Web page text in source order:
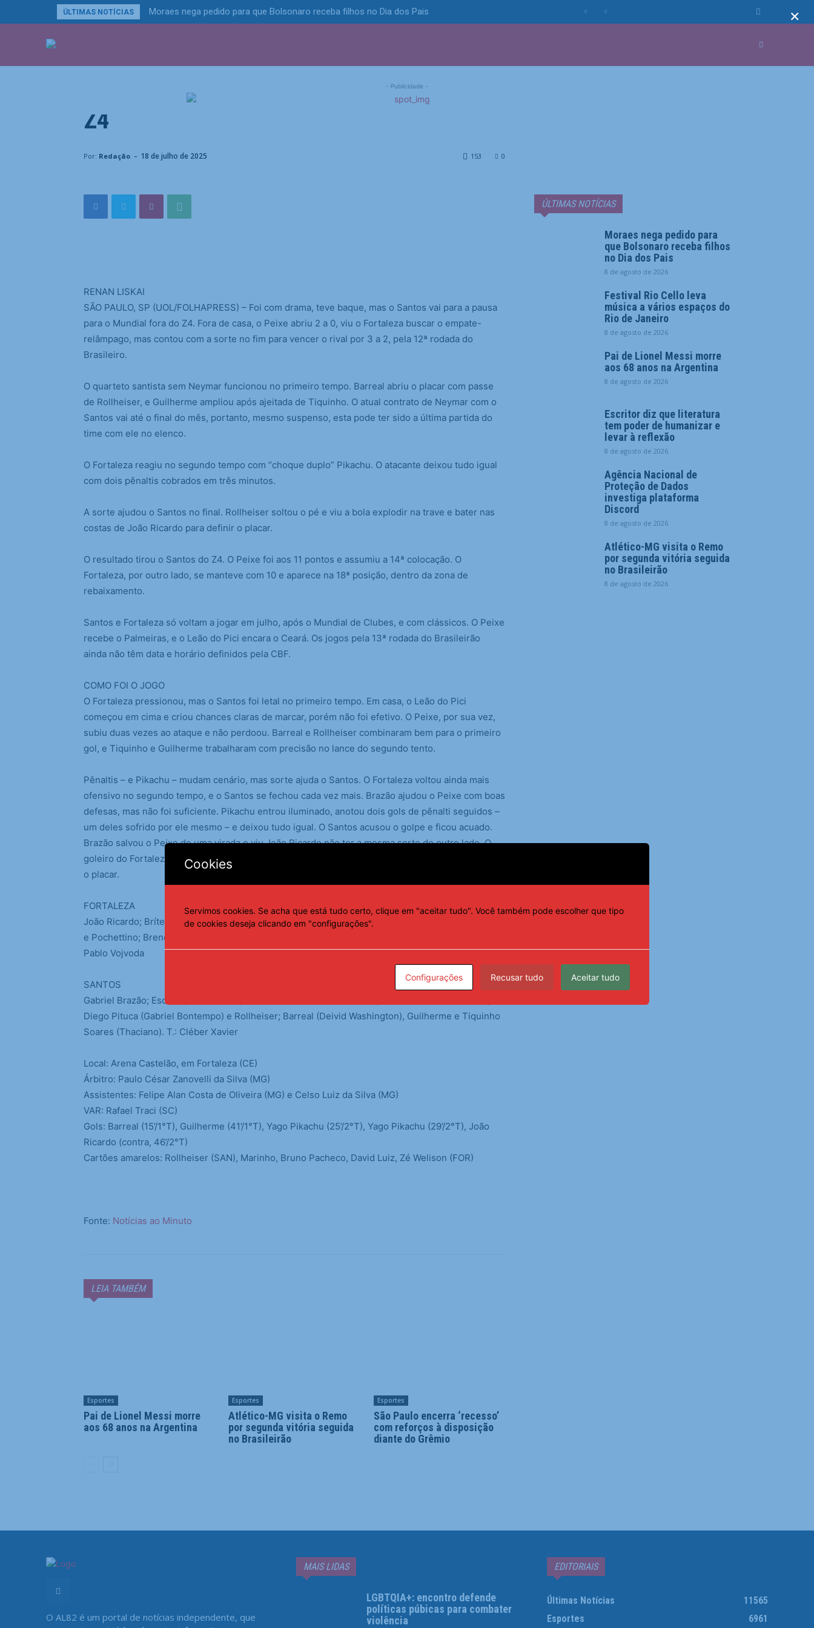
ÚLTIMAS NOTÍCIAS Moraes nega pedido para que Bolsonaro receba filhos no Dia dos Pais
- Publicidade -
Sem Neymar, Santos leva empate-
relâmpago, mas vence Fortaleza e sai do
Z4
Por: Redação - 18 de julho de 2025 0
153
RENAN LISKAI
SÃO PAULO, SP (UOL/FOLHAPRESS) – Foi com drama, teve baque, mas o Santos vai para a pausa
para o Mundial fora do Z4. Fora de casa, o Peixe abriu 2 a 0, viu o Fortaleza buscar o empate-
relâmpago, mas contou com a sorte no fim para vencer o rival por 3 a 2, pela 12ª rodada do
Brasileiro.
O quarteto santista sem Neymar funcionou no primeiro tempo. Barreal abriu o placar com passe
de Rollheiser, e Guilherme ampliou após ajeitada de Tiquinho. O atual contrato de Neymar com o
Santos vai até o final do mês, portanto, mesmo suspenso, esta pode ter sido a última partida do
time com ele no elenco.
O Fortaleza reagiu no segundo tempo com “choque duplo” Pikachu. O atacante deixou tudo igual
com dois pênaltis cobrados em três minutos.
A sorte ajudou o Santos no final. Rollheiser soltou o pé e viu a bola explodir na trave e bater nas
costas de João Ricardo para definir o placar.
O resultado tirou o Santos do Z4. O Peixe foi aos 11 pontos e assumiu a 14ª colocação. O
Fortaleza, por outro lado, se manteve com 10 e aparece na 18ª posição, dentro da zona de
rebaixamento.
Santos e Fortaleza só voltam a jogar em julho, após o Mundial de Clubes, e com clássicos. O Peixe
recebe o Palmeiras, e o Leão do Pici encara o Ceará. Os jogos pela 13ª rodada do Brasileirão
ainda não têm data e horário definidos pela CBF.
COMO FOI O JOGO
O Fortaleza pressionou, mas o Santos foi letal no primeiro tempo. Em casa, o Leão do Pici
começou em cima e criou chances claras de marcar, porém não foi efetivo. O Peixe, por sua vez,
subiu duas vezes ao ataque e não perdoou. Barreal e Rollheiser combinaram bem para o primeiro
gol, e Tiquinho e Guilherme trabalharam com precisão no lance do segundo tento.
Pênaltis – e Pikachu – mudam cenário, mas sorte ajuda o Santos. O Fortaleza voltou ainda mais
ofensivo no segundo tempo, e o Santos se fechou cada vez mais. Brazão ajudou o Peixe com boas
defesas, mas não foi suficiente. Pikachu entrou iluminado, anotou dois gols de pênalti seguidos –
um deles sofrido por ele mesmo – e deixou tudo igual. O Santos acusou o golpe e ficou acuado.
Brazão salvou o Peixe de uma virada e viu João Ricardo não ter a mesma sorte do outro lado. O
goleiro do Fortaleza tentou salvar chute de Rollheiser, mas viu ela bater nas suas costas e definir
o placar.
FORTALEZA
João Ricardo; Brítez, David Luiz, Gustavo Mancha e Bruno Pacheco; Zé Welison, Martínez (Calebe)
e Pochettino; Breno Lopes (Lucca Prior), Marinho (Yago Pikachu) e Deyverson (Lucero). T.: Juan
Pablo Vojvoda
SANTOS
Gabriel Brazão; Escobar, João Basso, Luan Peres e Souza (Zé Ivaldo); Zé Rafael (João Schmidt),
Diego Pituca (Gabriel Bontempo) e Rollheiser; Barreal (Deivid Washington), Guilherme e Tiquinho
Soares (Thaciano). T.: Cléber Xavier
Local: Arena Castelão, em Fortaleza (CE)
Árbitro: Paulo César Zanovelli da Silva (MG)
Assistentes: Felipe Alan Costa de Oliveira (MG) e Celso Luiz da Silva (MG)
VAR: Rafael Traci (SC)
Gols: Barreal (15’/1°T), Guilherme (41’/1°T), Yago Pikachu (25’/2°T), Yago Pikachu (29’/2°T), João
Ricardo (contra, 46’/2°T)
Cartões amarelos: Rollheiser (SAN), Marinho, Bruno Pacheco, David Luiz, Zé Welison (FOR)
Fonte: Notícias ao Minuto
LEIA TAMBÉM
Esportes
Pai de Lionel Messi morre
aos 68 anos na Argentina
Esportes
Atlético-MG visita o Remo
por segunda vitória seguida
no Brasileirão
Esportes
São Paulo encerra ‘recesso’
com reforços à disposição
diante do Grêmio
ÚLTIMAS NOTÍCIAS
Moraes nega pedido para
que Bolsonaro receba filhos
no Dia dos Pais
8 de agosto de 2026
Festival Rio Cello leva
música a vários espaços do
Rio de Janeiro
8 de agosto de 2026
Pai de Lionel Messi morre
aos 68 anos na Argentina
8 de agosto de 2026
Escritor diz que literatura
tem poder de humanizar e
levar à reflexão
8 de agosto de 2026
Agência Nacional de
Proteção de Dados
investiga plataforma
Discord
8 de agosto de 2026
Atlético-MG visita o Remo
por segunda vitória seguida
no Brasileirão
8 de agosto de 2026
O AL82 é um portal de notícias independente, que
MAIS LIDAS
LGBTQIA+: encontro defende
políticas púbicas para combater
violência
EDITORIAIS
Últimas Notícias
11565
Esportes
6961
×
Cookies
Servimos cookies. Se acha que está tudo certo, clique em "aceitar tudo". Você também pode escolher que tipo
de cookies deseja clicando em "configurações".
Configurações Recusar tudo Aceitar tudo